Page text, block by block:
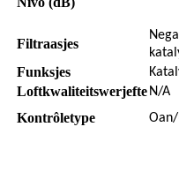
Filtraasjes
Funksjes
Loftkwaliteitswerjefte N/A
Kontrôletype